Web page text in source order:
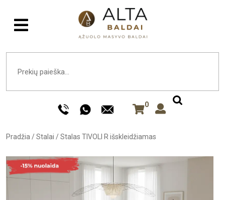
0
Pradžia /Stalai /Stalas TIVOLI R išskleidžiamas